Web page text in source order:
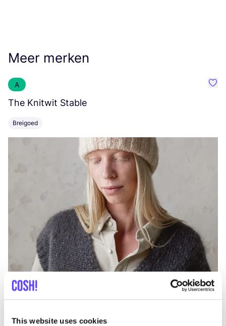
This website uses cookies
Meer merken
A
The Knitwit Stable
Breigoed